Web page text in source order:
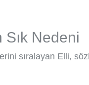
Sık Nedeni
sıralayan Elli,